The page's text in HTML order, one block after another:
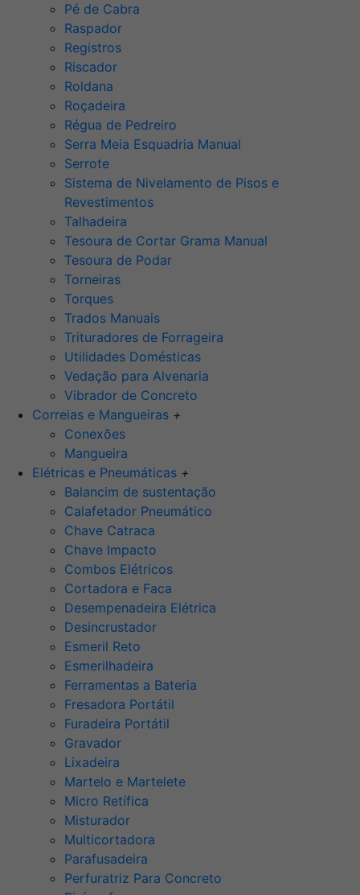
Pé de Cabra
Raspador
Registros
Riscador
Roldana
Roçadeira
Régua de Pedreiro
Serra Meia Esquadria Manual
Serrote
Sistema de Nivelamento de Pisos e
Revestimentos
Talhadeira
Tesoura de Cortar Grama Manual
Tesoura de Podar
Torneiras
Torques
Trados Manuais
Trituradores de Forrageira
Utilidades Domésticas
Vedação para Alvenaria
Vibrador de Concreto
Correias e Mangueiras +
Conexões
Mangueira
Elétricas e Pneumáticas +
Balancim de sustentação
Calafetador Pneumático
Chave Catraca
Chave Impacto
Combos Elétricos
Cortadora e Faca
Desempenadeira Elétrica
Desincrustador
Esmeril Reto
Esmerilhadeira
Ferramentas a Bateria
Fresadora Portátil
Furadeira Portátil
Gravador
Lixadeira
Martelo e Martelete
Micro Retífica
Misturador
Multicortadora
Parafusadeira
Perfuratriz Para Concreto